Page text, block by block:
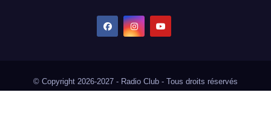
© Copyright 2026-2027 - Radio Club - Tous droits réservés